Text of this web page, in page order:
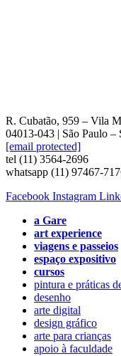
R. Cubatão, 959 – Vila
04013-043 | São Paulo –
[email protected]
tel (11) 3564-2696
whatsapp (11) 97467-
Facebook Instagram
a Gare
art experience
viagens e passeios
espaço expositivo
cursos
pintura e práticas
desenho
arte digital
design gráfico
arte para crianças
apoio à faculdade